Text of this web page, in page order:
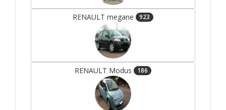
RENAULT megane 923
RENAULT Modus 186